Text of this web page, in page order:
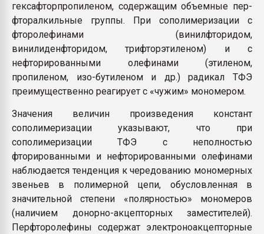
гексафторпропиленом, содержащим объемные пер-
фторалкильные группы. При сополимеризации с
фторолефинами (винилфторидом,
винилиденфторидом, трифторэтиленом) и с
нефторированными олефинами (этиленом,
пропиленом, изо-бутиленом и др.) радикал ТФЭ
преимущественно реагирует с «чужим» мономером.
Значения величин произведения констант
сополимеризации указывают, что при
сополимеризации ТФЭ с неполностью
фторированными и нефторированными олефинами
наблюдается тенденция к чередованию мономерных
звеньев в полимерной цепи, обусловленная в
значительной степени «полярностью» мономеров
(наличием донорно-акцепторных заместителей).
Перфторолефины содержат электроноакцепторные